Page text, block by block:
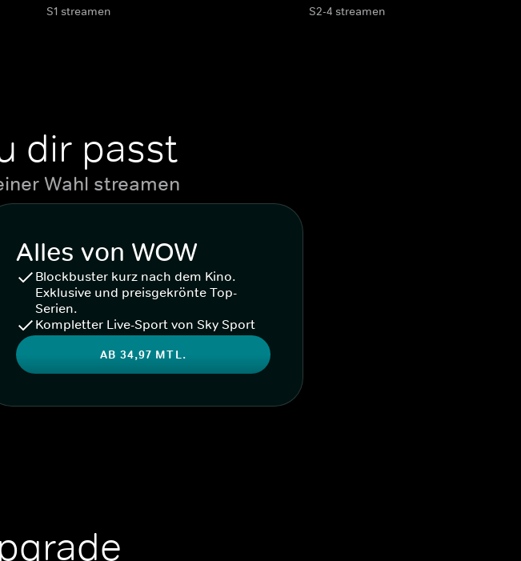
S1 streamen S2-4 streamen
dir passt
Wahl streamen
Alles von WOW
Blockbuster kurz nach dem Kino.
Exklusive und preisgekrönte Top-
Serien.
Kompletter Live-Sport von Sky Sport
AB 34,97 MTL.